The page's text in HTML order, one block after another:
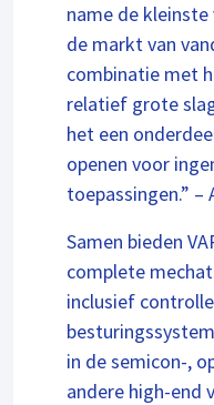
name de kleinste
de markt van
combinatie met
relatief grote
het een
openen voor
toepassingen.” –
Samen bieden
complete
inclusief
in de semicon-,
andere high-end